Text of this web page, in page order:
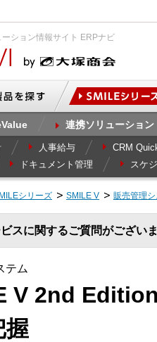
ション情報サイト ERPナビ
連携ソリューション
人事給与 CRM
ドキュメント管理 スケ
シリーズ SMILE V 販売管理
スに関するご質問がござい
テム
V 2nd
握